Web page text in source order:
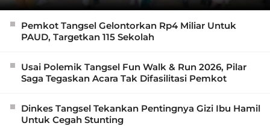
Pemkot Tangsel Gelontorkan Rp4 Miliar Untuk
PAUD, Targetkan 115 Sekolah
Usai Polemik Tangsel Fun Walk & Run 2026, Pilar
Saga Tegaskan Acara Tak Difasilitasi Pemkot
Dinkes Tangsel Tekankan Pentingnya Gizi Ibu Hamil
Untuk Cegah Stunting